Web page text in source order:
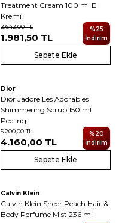
Treatment Cream 100 ml El
Kremi
2.642,00TL
1.981,50 TL
%25
İndirim
Sepete Ekle
Dior
Dior Jadore Les Adorables
Shimmering Scrub 150 ml
Peeling
5.200,00TL
4.160,00 TL
%20
İndirim
Sepete Ekle
Yeni
Calvin Klein
Calvin Klein Sheer Peach Hair &
Body Perfume Mist 236 ml